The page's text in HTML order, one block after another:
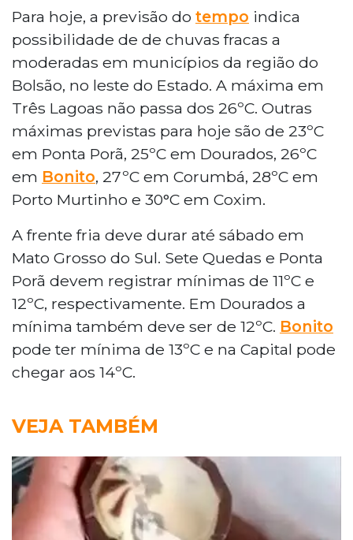
Para hoje, a previsão do tempo indica
possibilidade de de chuvas fracas a
moderadas em municípios da região do
Bolsão, no leste do Estado. A máxima em
Três Lagoas não passa dos 26ºC. Outras
máximas previstas para hoje são de 23ºC
em Ponta Porã, 25ºC em Dourados, 26ºC
em Bonito, 27ºC em Corumbá, 28ºC em
Porto Murtinho e 30°C em Coxim.
A frente fria deve durar até sábado em
Mato Grosso do Sul. Sete Quedas e Ponta
Porã devem registrar mínimas de 11ºC e
12ºC, respectivamente. Em Dourados a
mínima também deve ser de 12ºC. Bonito
pode ter mínima de 13ºC e na Capital pode
chegar aos 14ºC.
VEJA TAMBÉM